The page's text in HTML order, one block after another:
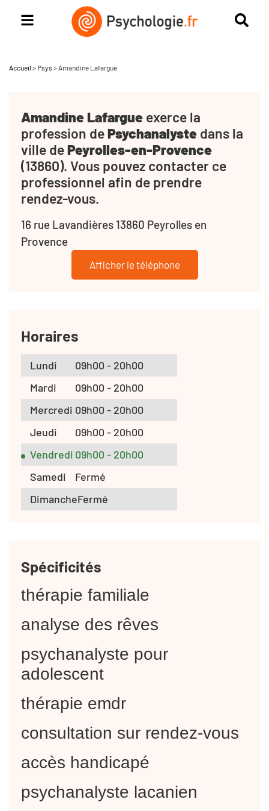
Accueil > Psys > Amandine Lafargue
Amandine Lafargue exerce la
profession dePsychanalyste dans la
ville dePeyrolles-en-Provence
(13860). Vous pouvez contacter ce
professionnel afin de prendre
rendez-vous.
16 rue Lavandières 13860 Peyrolles en
Provence
Afficher le téléphone
Horaires
Lundi
09h00 - 20h00
Mardi
09h00 - 20h00
Mercredi 09h00 - 20h00
Jeudi
09h00 - 20h00
Vendredi 09h00 - 20h00
Samedi
Fermé
DimancheFermé
Spécificités
thérapie familiale
analyse des rêves
psychanalyste pour
adolescent
thérapie emdr
consultation sur rendez-vous
accès handicapé
psychanalyste lacanien